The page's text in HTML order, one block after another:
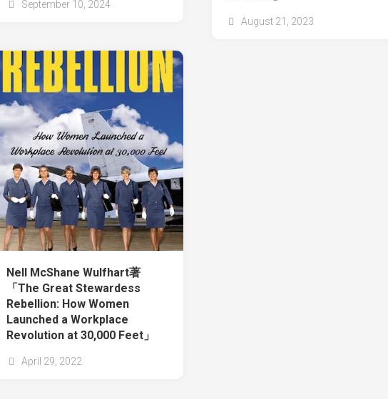
September 10, 2024
August 21, 2023
Nell McShane Wulfhart著
「The Great Stewardess
Rebellion: How Women
Launched a Workplace
Revolution at 30,000 Feet」
April 29, 2022